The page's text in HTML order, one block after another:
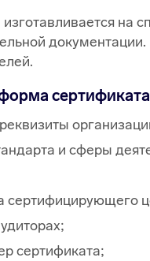
на
и сферы
сертифицирующего
сертификата;